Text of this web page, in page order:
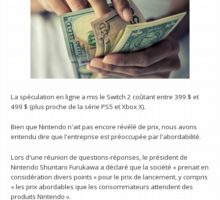
La spéculation en ligne a mis le Switch 2 coûtant entre 399 $ et
499 $ (plus proche de la série PS5 et Xbox X).
Bien que Nintendo n'ait pas encore révélé de prix, nous avons
entendu dire que l'entreprise est préoccupée par l'abordabilité.
Lors d'une réunion de questions-réponses, le président de
Nintendo Shuntaro Furukawa a déclaré que la société « prenait en
considération divers points » pour le prix de lancement, y compris
« les prix abordables que les consommateurs attendent des
produits Nintendo ».